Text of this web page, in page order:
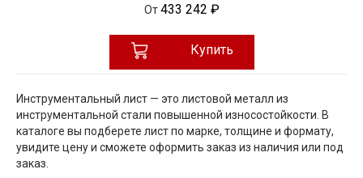
От 433 242 ₽
Купить
Инструментальный лист — это листовой металл из
инструментальной стали повышенной износостойкости. В
каталоге вы подберете лист по марке, толщине и формату,
увидите цену и сможете оформить заказ из наличия или под
заказ.